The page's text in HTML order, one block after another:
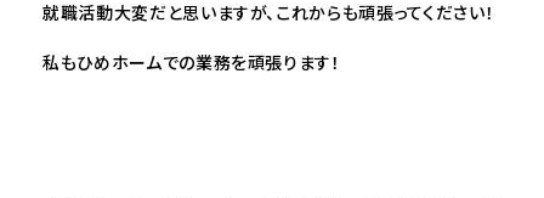
就職活動大変だと思いますが、これからも頑張ってください！
私もひめホームでの業務を頑張ります！